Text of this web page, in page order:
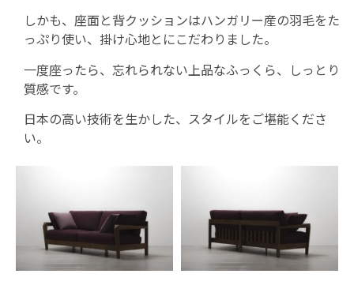
しかも、座面と背クッションはハンガリー産の羽毛をた
っぷり使い、 掛け心地とにこだわりました。
一度座ったら、忘れられない上品なふっくら、しっとり
質感です。
日本の高い技術を生かした、スタイルをご堪能くださ
い。